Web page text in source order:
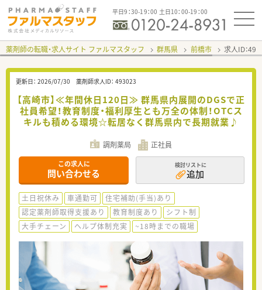
平日9：30-19：00 土日10：00-19：00
薬剤師の転職・求人サイト ファルマスタッフ 群馬県 前橋市 求人ID：
更新日： 2026/07/30 薬剤師求人ID： 493023
【高崎市】≪年間休日120日≫ 群馬県内展開のDGSで正
社員希望！教育制度・福利厚生とも万全の体制！OTCス
キルも積める環境☆転居なく群馬県内で長期就業♪
調剤薬局 正社員
この求人に
問い合わせる
検討リストに
追加
土日祝休み 車通勤可
住宅補助(手当)あり
認定薬剤師取得支援あり
教育制度あり
シフト制
大手チェーン
ヘルプ体制充実 ~18時までの職場